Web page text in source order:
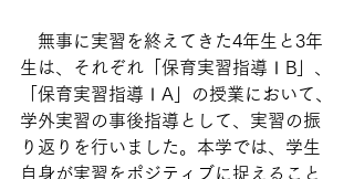
無事に実習を終えてきた4年生と3年
生は、それぞれ「保育実習指導ⅠB」、
「保育実習指導ⅠA」の授業において、
学外実習の事後指導として、実習の振
り返りを行いました。本学では、学生
自身が実習をポジティブに捉えること